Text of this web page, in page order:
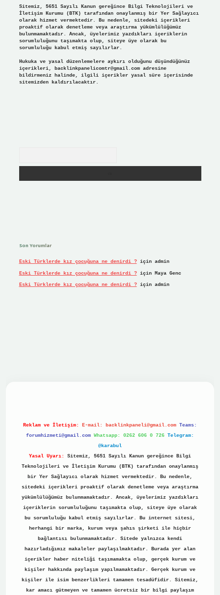
Sitemiz, 5651 Sayılı Kanun gereğince Bilgi Teknolojileri ve
İletişim Kurumu (BTK) tarafından onaylanmış bir Yer Sağlayıcı
olarak hizmet vermektedir. Bu nedenle, sitedeki içerikleri
proaktif olarak denetleme veya araştırma yükümlülüğümüz
bulunmamaktadır. Ancak, üyelerimiz yazdıkları içeriklerin
sorumluluğunu taşımakta olup, siteye üye olarak bu
sorumluluğu kabul etmiş sayılırlar.
Hukuka ve yasal düzenlemelere aykırı olduğunu düşündüğünüz
içerikleri, backlinkpanelicomtr@gmail.comadresine
bildirmeniz halinde, ilgili içerikler yasal süre içerisinde
sitemizden kaldırılacaktır.
Son Yorumlar
Eski Türklerde kız çocuğuna ne denirdi ?için admin
Eski Türklerde kız çocuğuna ne denirdi ?için Maya Genc
Eski Türklerde kız çocuğuna ne denirdi ?için admin
Reklam ve İletişim: E-mail: backlinkpaneli@gmail.com Teams:
forumhizmeti@gmail.com Whatsapp: 0262 606 0 726 Telegram:
@karabul
Yasal Uyarı:
Sitemiz, 5651 Sayılı Kanun gereğince Bilgi
Teknolojileri ve İletişim Kurumu (BTK) tarafından onaylanmış
bir Yer Sağlayıcı olarak hizmet vermektedir. Bu nedenle,
sitedeki içerikleri proaktif olarak denetleme veya araştırma
yükümlülüğümüz bulunmamaktadır. Ancak, üyelerimiz yazdıkları
içeriklerin sorumluluğunu taşımakta olup, siteye üye olarak
bu sorumluluğu kabul etmiş sayılırlar. Bu internet sitesi,
herhangi bir marka, kurum veya şahıs şirketi ile hiçbir
bağlantısı bulunmamaktadır. Sitede yalnızca kendi
hazırladığımız makaleler paylaşılmaktadır. Burada yer alan
içerikler haber niteliği taşımamakta olup, gerçek kurum ve
kişiler hakkında paylaşım yapılmamaktadır. Gerçek kurum ve
kişiler ile isim benzerlikleri tamamen tesadüfidir. Sitemiz,
kar amacı gütmeyen ve tamamen ücretsiz bir bilgi paylaşım